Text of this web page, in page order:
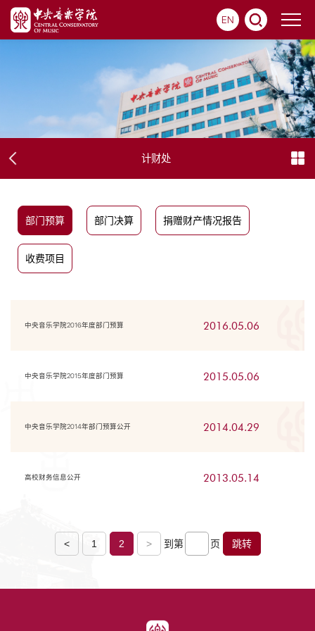
EN
计财处
部门预算 部门决算 捐赠财产情况报告
收费项目
中央音乐学院2016年度部门预算 2016.05.06
中央音乐学院2015年度部门预算 2015.05.06
中央音乐学院2014年部门预算公开 2014.04.29
高校财务信息公开 2013.05.14
< 1 2 > 到第 页 跳转